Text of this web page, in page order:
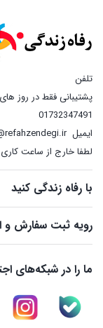
تلفن
پشتیبانی فقط در روز های کاری از ساعت 9 الی
01732347491
ایمیل
لطفا خارج از ساعت
با رفاه زندگی کنید
رویه ثبت سفارش و
ما را در شبکه‌های